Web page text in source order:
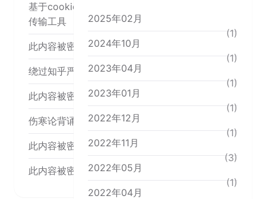
基于cookie cloud 搭一个时时文本
传输工具
此内容被密码保护
绕过知乎严选
此内容被密码保护
伤寒论背诵内容
此内容被密码保护
此内容被密码保护
2025年02月
(1)
2024年10月
(1)
2023年04月
(1)
2023年01月
(1)
2022年12月
(1)
2022年11月
(3)
2022年05月
(1)
2022年04月